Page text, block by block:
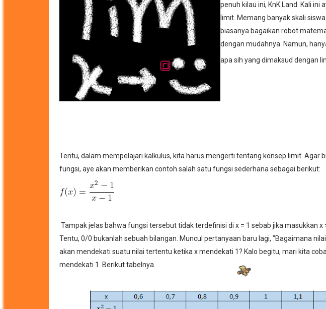
penuh kilau ini, KnK Land. Kali
limit. Memang banyak skali
biasanya bagaikan robot
dengan mudahnya. Namun,
apa sih yang dimaksud dengan
Tentu, dalam mempelajari kalkulus, kita harus mengerti tentang konsep limit. Agar
fungsi, aye akan memberikan contoh salah satu fungsi sederhana sebagai berikut:
Tampak jelas bahwa fungsi tersebut tidak terdefinisi di x = 1 sebab jika masukkan x
Tentu, 0/0 bukanlah sebuah bilangan. Muncul pertanyaan baru lagi, "Bagaimana
akan mendekati suatu nilai tertentu ketika x mendekati 1? Kalo begitu, mari kita
mendekati 1. Berikut tabelnya.